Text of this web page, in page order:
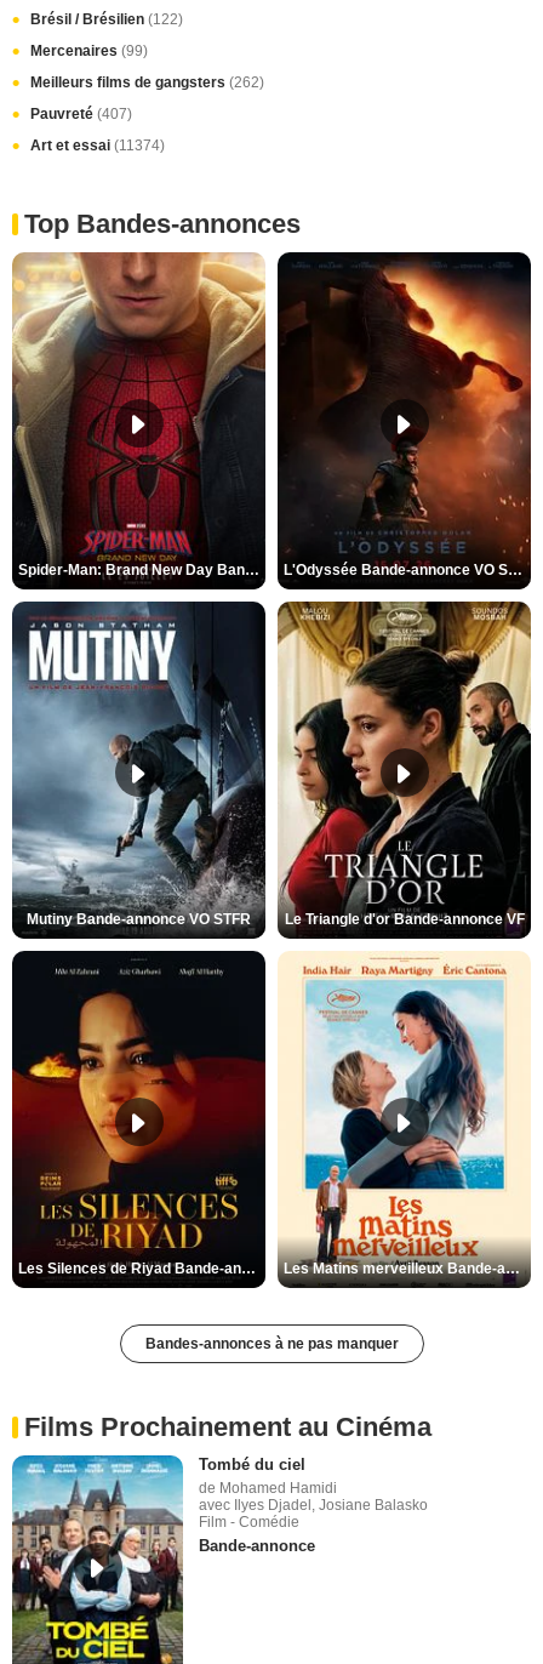
Brésil / Brésilien (122)
Mercenaires (99)
Meilleurs films de gangsters (262)
Pauvreté (407)
Art et essai (11374)
Top Bandes-annonces
Spider-Man: Brand New Day Bande-annonce VO STFR L'Odyssée Bande-annonce VO STFR
Mutiny Bande-annonce VO STFR Le Triangle d'or Bande-annonce VF
Les Silences de Riyad Bande-annonce VO STFR Les Matins merveilleux Bande-annonce VF
Bandes-annonces à ne pas manquer
Films Prochainement au Cinéma
Tombé du ciel
de Mohamed Hamidi
avec Ilyes Djadel, Josiane Balasko
Film - Comédie
Bande-annonce